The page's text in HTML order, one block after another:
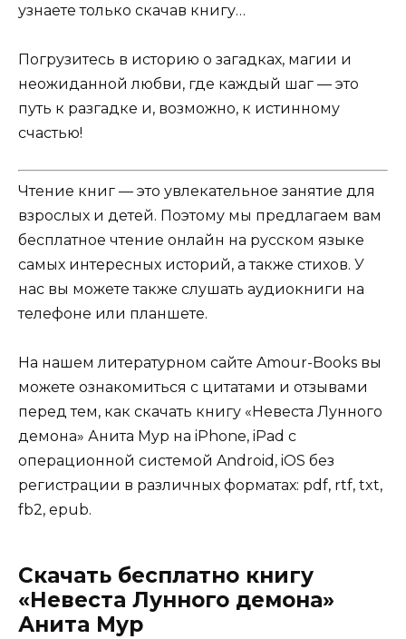
узнаете только скачав книгу…
Погрузитесь в историю о загадках, магии и
неожиданной любви, где каждый шаг — это
путь к разгадке и, возможно, к истинному
счастью!
Чтение книг — это увлекательное занятие для
взрослых и детей. Поэтому мы предлагаем вам
бесплатное чтение онлайн на русском языке
самых интересных историй, а также стихов. У
нас вы можете также слушать аудиокниги на
телефоне или планшете.
На нашем литературном сайте Amour-Books вы
можете ознакомиться с цитатами и отзывами
перед тем, как скачать книгу «Невеста Лунного
демона» Анита Мур на iPhone, iPad с
операционной системой Android, iOS без
регистрации в различных форматах: pdf, rtf, txt,
fb2, epub.
Скачать бесплатно книгу
«Невеста Лунного демона»
Анита Мур